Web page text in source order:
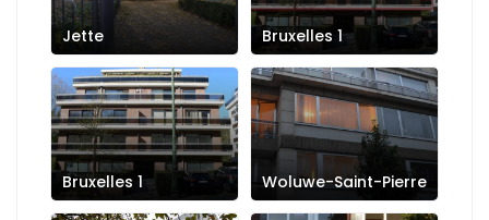
Jette Bruxelles 1
Bruxelles 1 Woluwe-Saint-Pierre